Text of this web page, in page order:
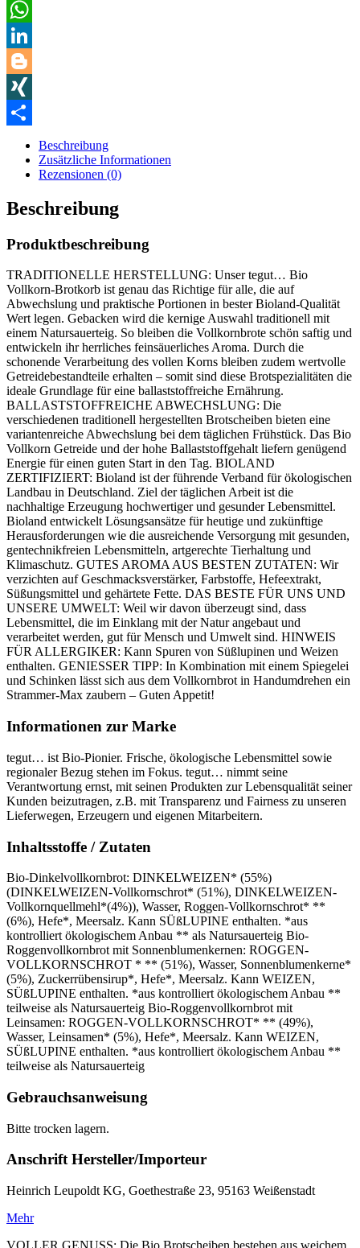
Pinterest
WhatsApp
LinkedIn
Blogger
XING
Beschreibung
Zusätzliche Informationen
Rezensionen (0)
Beschreibung
Produktbeschreibung
TRADITIONELLE HERSTELLUNG: Unser tegut… Bio
Vollkorn-Brotkorb ist genau das Richtige für alle, die auf
Abwechslung und praktische Portionen in bester Bioland-Qualität
Wert legen. Gebacken wird die kernige Auswahl traditionell mit
einem Natursauerteig. So bleiben die Vollkornbrote schön saftig und
entwickeln ihr herrliches feinsäuerliches Aroma. Durch die
schonende Verarbeitung des vollen Korns bleiben zudem wertvolle
Getreidebestandteile erhalten – somit sind diese Brotspezialitäten die
ideale Grundlage für eine ballaststoffreiche Ernährung.
BALLASTSTOFFREICHE ABWECHSLUNG: Die
verschiedenen traditionell hergestellten Brotscheiben bieten eine
variantenreiche Abwechslung bei dem täglichen Frühstück. Das Bio
Vollkorn Getreide und der hohe Ballaststoffgehalt liefern genügend
Energie für einen guten Start in den Tag. BIOLAND
ZERTIFIZIERT: Bioland ist der führende Verband für ökologischen
Landbau in Deutschland. Ziel der täglichen Arbeit ist die
nachhaltige Erzeugung hochwertiger und gesunder Lebensmittel.
Bioland entwickelt Lösungsansätze für heutige und zukünftige
Herausforderungen wie die ausreichende Versorgung mit gesunden,
gentechnikfreien Lebensmitteln, artgerechte Tierhaltung und
Klimaschutz. GUTES AROMA AUS BESTEN ZUTATEN: Wir
verzichten auf Geschmacksverstärker, Farbstoffe, Hefeextrakt,
Süßungsmittel und gehärtete Fette. DAS BESTE FÜR UNS UND
UNSERE UMWELT: Weil wir davon überzeugt sind, dass
Lebensmittel, die im Einklang mit der Natur angebaut und
verarbeitet werden, gut für Mensch und Umwelt sind. HINWEIS
FÜR ALLERGIKER: Kann Spuren von Süßlupinen und Weizen
enthalten. GENIESSER TIPP: In Kombination mit einem Spiegelei
und Schinken lässt sich aus dem Vollkornbrot in Handumdrehen ein
Strammer-Max zaubern – Guten Appetit!
Informationen zur Marke
tegut… ist Bio-Pionier. Frische, ökologische Lebensmittel sowie
regionaler Bezug stehen im Fokus. tegut… nimmt seine
Verantwortung ernst, mit seinen Produkten zur Lebensqualität seiner
Kunden beizutragen, z.B. mit Transparenz und Fairness zu unseren
Lieferwegen, Erzeugern und eigenen Mitarbeitern.
Inhaltsstoffe / Zutaten
Bio-Dinkelvollkornbrot: DINKELWEIZEN* (55%)
(DINKELWEIZEN-Vollkornschrot* (51%), DINKELWEIZEN-
Vollkornquellmehl*(4%)), Wasser, Roggen-Vollkornschrot* **
(6%), Hefe*, Meersalz. Kann SÜßLUPINE enthalten. *aus
kontrolliert ökologischem Anbau ** als Natursauerteig Bio-
Roggenvollkornbrot mit Sonnenblumenkernen: ROGGEN-
VOLLKORNSCHROT * ** (51%), Wasser, Sonnenblumenkerne*
(5%), Zuckerrübensirup*, Hefe*, Meersalz. Kann WEIZEN,
SÜßLUPINE enthalten. *aus kontrolliert ökologischem Anbau **
teilweise als Natursauerteig Bio-Roggenvollkornbrot mit
Leinsamen: ROGGEN-VOLLKORNSCHROT* ** (49%),
Wasser, Leinsamen* (5%), Hefe*, Meersalz. Kann WEIZEN,
SÜßLUPINE enthalten. *aus kontrolliert ökologischem Anbau **
teilweise als Natursauerteig
Gebrauchsanweisung
Bitte trocken lagern.
Anschrift Hersteller/Importeur
Heinrich Leupoldt KG, Goethestraße 23, 95163 Weißenstadt
Mehr